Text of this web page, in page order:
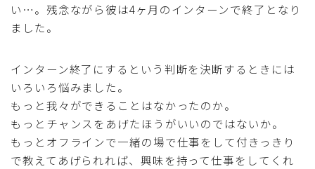
い…。残念ながら彼は4ヶ月のインターンで終了となり
ました。
インターン終了にするという判断を決断するときには
いろいろ悩みました。
もっと我々ができることはなかったのか。
もっとチャンスをあげたほうがいいのではないか。
もっとオフラインで一緒の場で仕事をして付きっきり
で教えてあげられれば、興味を持って仕事をしてくれ